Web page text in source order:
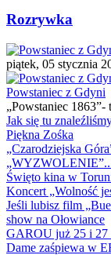
Rozrywka
piątek, 05 stycznia
Powstaniec z Gdyni
„Powstaniec
Jak się tu
Piękna Zośka
„Czarodziejska
Święto kina w
Koncert „Wolność
Jeśli lubisz film
show na Ołowiance
GAROU już 25 i 27
Dame zaśpiewa w